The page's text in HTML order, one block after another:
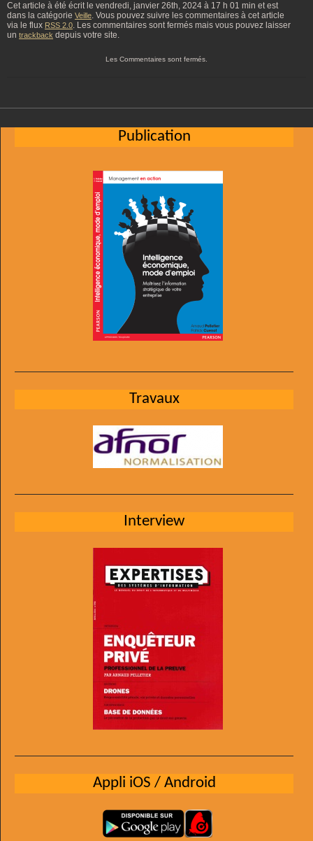
Cet article à été écrit le vendredi, janvier 26th, 2024 à 17 h 01 min et est
dans la catégorie Veille. Vous pouvez suivre les commentaires à cet article
via le flux RSS 2.0. Les commentaires sont fermés mais vous pouvez laisser
un trackback depuis votre site.
Les Commentaires sont fermés.
Publication
Travaux
Interview
Appli iOS / Android